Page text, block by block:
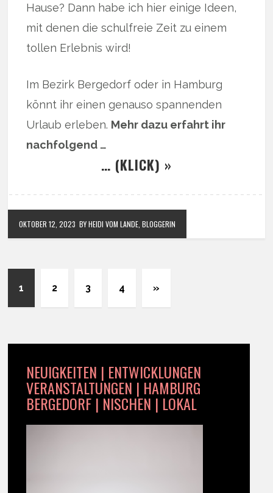
Hause? Dann habe ich hier einige Ideen,
mit denen die schulfreie Zeit zu einem
tollen Erlebnis wird!
Im Bezirk Bergedorf oder in Hamburg
könnt ihr einen genauso spannenden
Urlaub erleben. Mehr dazu erfahrt ihr
nachfolgend …
… (KLICK) »
OKTOBER 12, 2023 BY HEIDI VOM LANDE, BLOGGERIN
1 2 3 4 »
NEUIGKEITEN | ENTWICKLUNGEN
VERANSTALTUNGEN | HAMBURG
BERGEDORF | NISCHEN | LOKAL